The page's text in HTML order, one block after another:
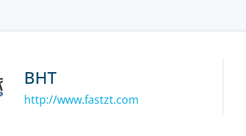
BHT
http://www.fastzt.com